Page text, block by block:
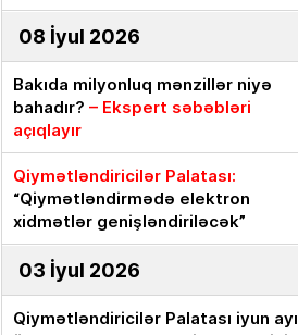
08 İyul 2026
Bakıda milyonluq mənzillər niyə
bahadır? – Ekspert səbəbləri
açıqlayır
Qiymətləndiricilər Palatası:
“Qiymətləndirmədə elektron
xidmətlər genişləndiriləcək”
03 İyul 2026
Qiymətləndiricilər Palatası iyun ayı